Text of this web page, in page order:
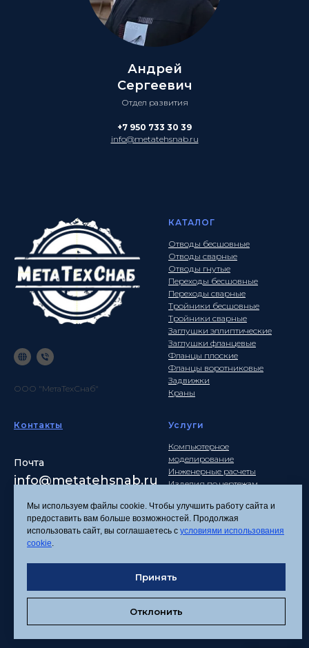
Андрей
Сергеевич
Отдел развития
+7 950 733 30 39
info@metatehsnab.ru
ООО "МетаТехСнаб"
КАТАЛОГ
Отводы бесшовные
Отводы сварные
Отводы гнутые
Переходы бесшовные
Переходы сварные
Тройники бесшовные
Тройники сварные
Заглушки эллиптические
Заглушки фланцевые
Фланцы плоские
Фланцы воротниковые
Задвижки
Краны
Контакты
Почта
info@metatehsnab.ru
Услуги
Компьютерное
моделирование
Инженерные расчеты
Изделия по чертежам
Политика
Согласие на обработку
персональных данных
Соглашение об
Мы используем файлы cookie. Чтобы улучшить работу сайта и
предоставить вам больше возможностей. Продолжая
использовать сайт, вы соглашаетесь с условиями использования
cookie.
Принять
Отклонить